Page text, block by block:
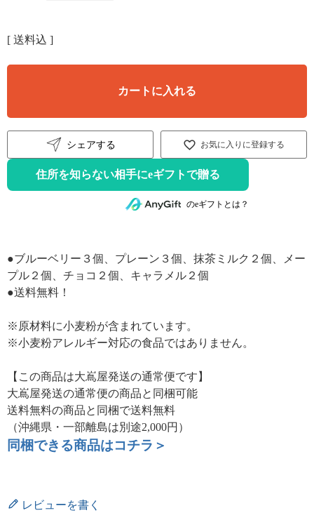
送料込
お気に入りに登録する
カートに入れる
住所を知らない相手にeギフトで贈る
のeギフトとは？
シェアする
●ブルーベリー３個、プレーン３個、抹茶ミルク２個、メー
プル２個、チョコ２個、キャラメル２個
●送料無料！
※原材料に小麦粉が含まれています。
※小麦粉アレルギー対応の食品ではありません。
【この商品は大嶌屋発送の通常便です】
大嶌屋発送の通常便の商品と同梱可能
送料無料の商品と同梱で送料無料
（沖縄県・一部離島は別途2,000円）
同梱できる商品はコチラ＞
レビューを書く